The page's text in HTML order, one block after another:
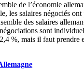
de l’économie
salaires négociés
des salaires
sont
%, mais il faut